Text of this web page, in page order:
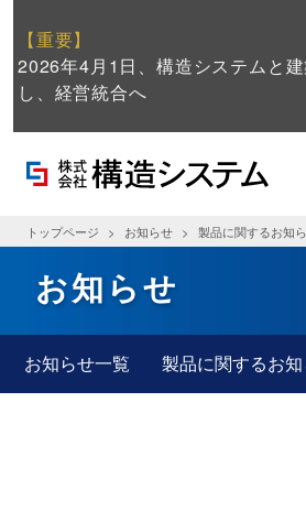
【重要】
2026年4月1日、構造システムと
し、経営統合へ
トップページ お知らせ 製品に関するお知
お知らせ
お知らせ一覧 製品に関するお